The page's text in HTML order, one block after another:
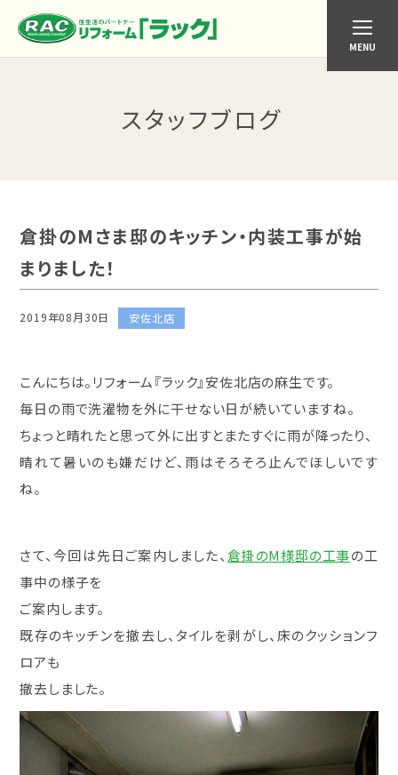
MENU
スタッフブログ
倉掛のMさま邸のキッチン・内装工事が始
まりました！
2019年08月30日 安佐北店
こんにちは。リフォーム『ラック』安佐北店の麻生です。
毎日の雨で洗濯物を外に干せない日が続いていますね。
ちょっと晴れたと思って外に出すとまたすぐに雨が降ったり、
晴れて暑いのも嫌だけど、雨はそろそろ止んでほしいです
ね。
さて、今回は先日ご案内しました、 倉掛のM様邸の工事の工
事中の様子を
ご案内します。
既存のキッチンを撤去し、タイルを剥がし、床のクッションフ
ロアも
撤去しました。